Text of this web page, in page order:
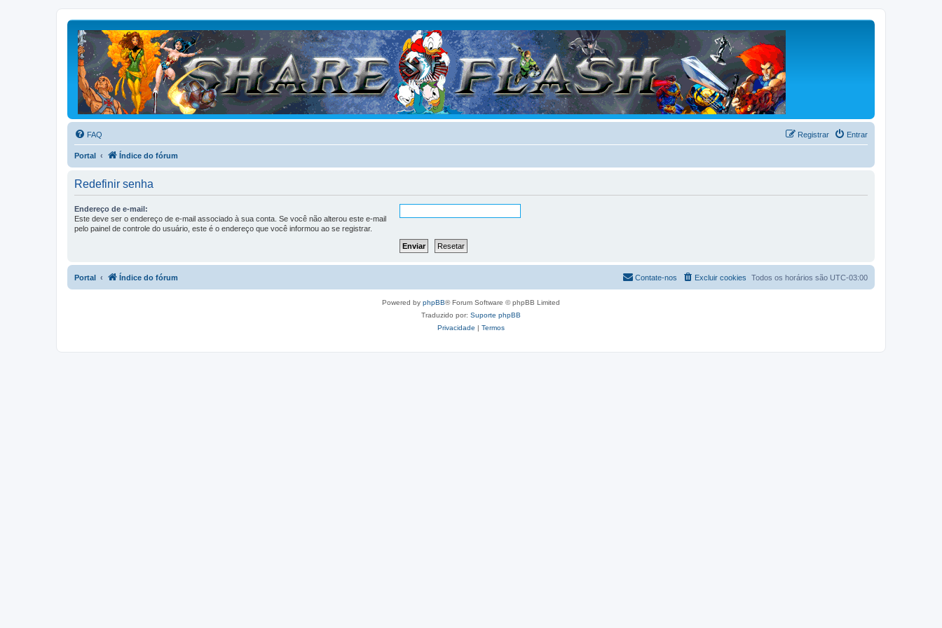
FAQ Entrar
Registrar
Portal Índice do fórum
Redefinir senha
Endereço de e-mail:
Este deve ser o endereço de e-mail associado à sua conta. Se você não alterou este e-mail
pelo painel de controle do usuário, este é o endereço que você informou ao se registrar.
Portal Índice do fórum Todos os horários são UTC-03:00
Excluir cookies
Contate-nos
Powered by phpBB® Forum Software © phpBB Limited
Traduzido por: Suporte phpBB
Privacidade | Termos